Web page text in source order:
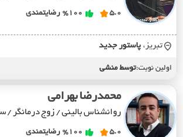
5.0
%100 رضایتمندی
تبریز، پاستور جديد
اولین نوبت:توسط منشی
محمدرضا بهرامی
روانشناس بالینی / زوج درمانگر
5.0
%100 رضایتمندی